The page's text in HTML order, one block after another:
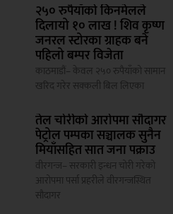
२५० रुपैयाँको किनमेलले
दिलायो १० लाख ! शिव कृष्ण
जनरल स्टोरका ग्राहक बने
पहिलो बम्पर विजेता
काठमाडौं– केवल २५० रुपैयाँको सामान
खरिद गरेर सक्कली बिल लिएका
तेल चोरीको आरोपमा सौदागर
पेट्रोल पम्पका सञ्चालक सुनैन
मियाँसहित सात जना पक्राउ
वीरगन्ज– सरकारी इन्धन चोरी गरेको
आरोपमा पर्सा प्रहरीले वीरगन्जस्थित
सौदागर